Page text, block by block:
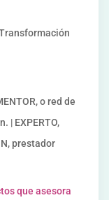
o red de
| EXPERTO,
prestador
que asesora